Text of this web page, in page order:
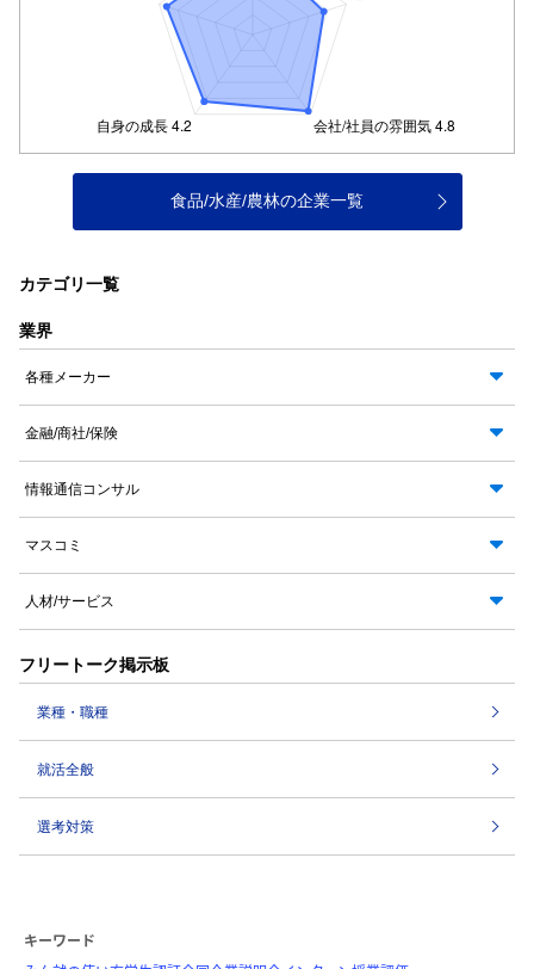
食品/水産/農林の企業一覧
カテゴリ一覧
業界
各種メーカー
金融/商社/保険
情報通信コンサル
マスコミ
人材/サービス
フリートーク掲示板
業種・職種
就活全般
選考対策
キーワード